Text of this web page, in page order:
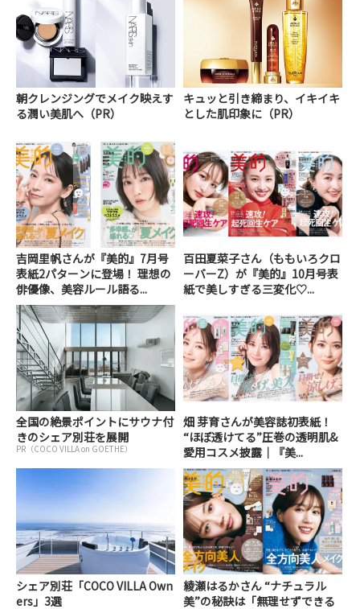
朝クレンジングでメイク映えす
る潤い美肌へ（PR）
キュッと引き締まり、イキイキ
とした肌印象に（PR）
吉岡里帆さんが『美的』7月号
表紙2パターンに登場！ 理想の
俳優像、美容ルール語る...
百田夏菜子さん（ももいろクロ
ーバーZ）が『美的』10月号表
紙で美しすぎる三変化♡...
全国の絶景ポイントにサウナ付
きのシェア別荘を展開
PR（COCO VILLA on GOETHE）
畑 芽育さんが美容誌初表紙！
“ほぼ透けてる”圧巻の透明肌&
愛用コスメ披露｜『美...
シェア別荘「COCO VILLA Own
ers」3選
綾瀬はるかさん “ナチュラル
美”の秘訣は「無理せずできる